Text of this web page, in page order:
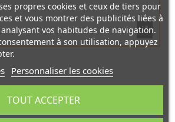
propres cookies et ceux de tiers pour
et vous montrer des publicités liées à
vos habitudes de navigation.
à son utilisation, appuyez
Personnaliser les cookies
TOUT ACCEPTER